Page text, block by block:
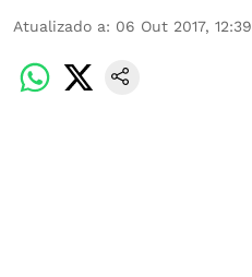
Atualizado a: 06 Out 2017, 12:39